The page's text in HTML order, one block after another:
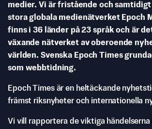
medier. Vi är fristående och
stora globala medienätverket Epoch
finns i 36 länder på 23 språk och är
växande nätverket av oberoende
världen. Svenska Epoch Times
som webbtidning.
Epoch Times är en heltäckande
främst riksnyheter och internationella
Vi vill rapportera de viktiga